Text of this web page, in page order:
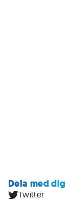
Dela med dig
Twitter